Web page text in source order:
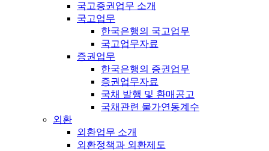
국고증권업무 소개
국고업무
한국은행의 국고업무
국고업무자료
증권업무
한국은행의 증권업무
증권업무자료
국채 발행 및 환매공고
국채관련 물가연동계수
외환
외환업무 소개
외환정책과 외환제도